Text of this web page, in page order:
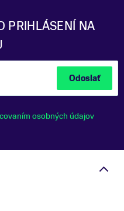
PRIHLÁSENÍ NA
Odoslať
osobných údajov